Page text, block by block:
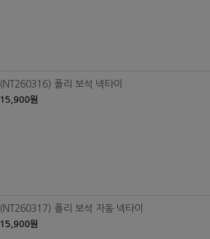
(NT260316) 폴리 보석 넥타이
15,900원
(NT260317) 폴리 보석 자동 넥타이
15,900원